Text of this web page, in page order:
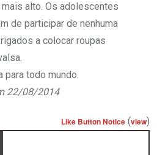
alto. Os adolescentes
de participar de nenhuma
a colocar roupas
para todo mundo.
22/08/2014
Like Button Notice (view)